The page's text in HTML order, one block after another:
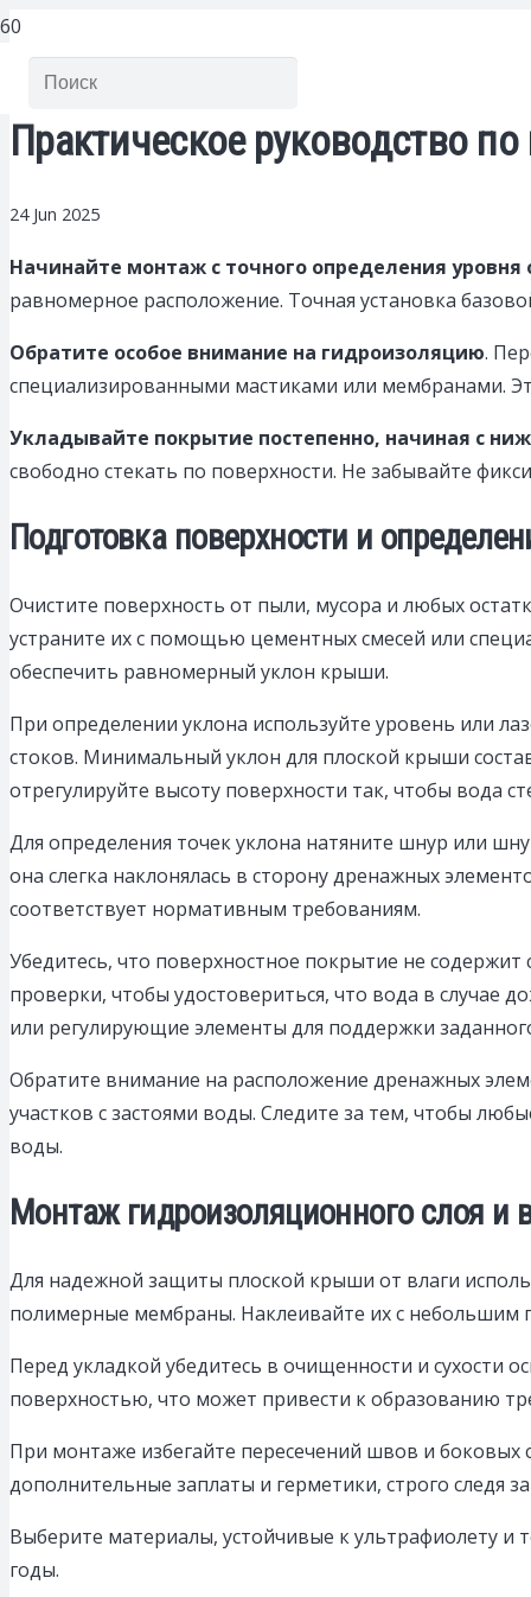
Практическое руководство
24 Jun 2025
Начинайте монтаж с точного определения уровня
равномерное расположение. Точная установка
Обратите особое внимание на гидроизоляцию.
специализированными мастиками или мембранами.
Укладывайте покрытие постепенно, начиная с
свободно стекать по поверхности. Не забывайте
Подготовка поверхности и
Очистите поверхность от пыли, мусора и любых
устраните их с помощью цементных смесей или
обеспечить равномерный уклон крыши.
При определении уклона используйте уровень или
стоков. Минимальный уклон для плоской крыши
отрегулируйте высоту поверхности так, чтобы вода
Для определения точек уклона натяните шнур или
она слегка наклонялась в сторону дренажных
соответствует нормативным требованиям.
Убедитесь, что поверхностное покрытие не
проверки, чтобы удостовериться, что вода в случае
или регулирующие элементы для поддержки
Обратите внимание на расположение дренажных
участков с застоями воды. Следите за тем, чтобы
воды.
Монтаж гидроизоляционного слоя
Для надежной защиты плоской крыши от влаги
полимерные мембраны. Наклеивайте их с небольшим
Перед укладкой убедитесь в очищенности и сухости
поверхностью, что может привести к образованию
При монтаже избегайте пересечений швов и боковых
дополнительные заплаты и герметики, строго следя
Выберите материалы, устойчивые к ультрафиолету
годы.